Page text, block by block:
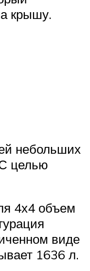
крышу.
небольших
целью
4х4 объем
виде
1636 л.